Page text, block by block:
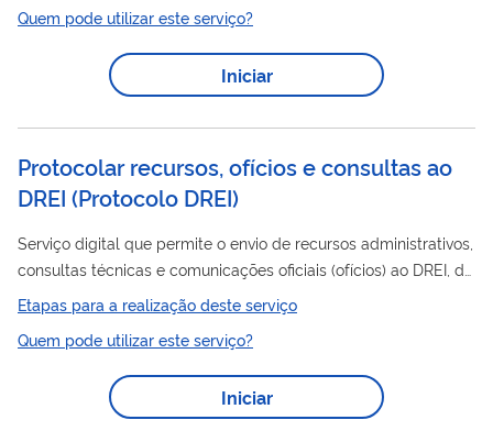
pedido pelos seguintes canais: Por e-mail:
acessoainformacao@ufca.edu.br Sistema OSticket
- https://atendimento.ufca.edu.br/ Por carta e ou
Rocha, 1639, bairro: cidade universitária - Juazeiro do...
Quem pode utilizar este serviço?
Iniciar
Protocolar recursos, ofícios e consultas ao
DREI (Protocolo DREI)
Serviço digital que permite o envio de recursos administrativos,
consultas técnicas e comunicações oficiais (ofícios) ao DREI, de
forma padronizada, estruturada e com acompanhamento
eletrônico.
Etapas para a realização deste serviço
Quem pode utilizar este serviço?
Iniciar